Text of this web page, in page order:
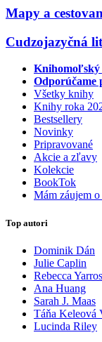
Mapy a
Cudzojazyčná
Knihomoľský
Odporúčame
Všetky knihy
Knihy roka
Bestsellery
Novinky
Pripravované
Akcie a zľavy
Kolekcie
BookTok
Mám záujem
Top autori
Dominik Dán
Julie Caplin
Rebecca Yarros
Ana Huang
Sarah J. Maas
Táňa Keleová
Lucinda Riley